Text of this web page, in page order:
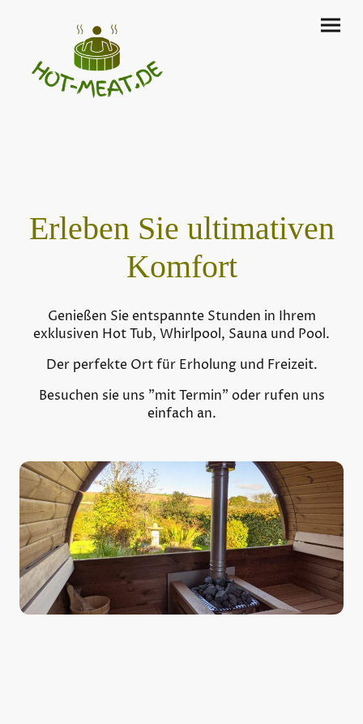
Erleben Sie ultimativen
Komfort
Genießen Sie entspannte Stunden in Ihrem
exklusiven Hot Tub, Whirlpool, Sauna und Pool.
Der perfekte Ort für Erholung und Freizeit.
Besuchen sie uns "mit Termin" oder rufen uns
einfach an.